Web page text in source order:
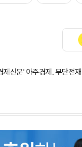
신문' 아주경제. 무단전재